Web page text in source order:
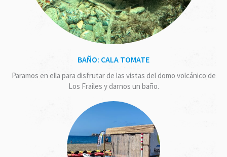
BAÑO: CALA TOMATE
Paramos en ella para disfrutar de las vistas del domo volcánico de
Los Frailes y darnos un baño.